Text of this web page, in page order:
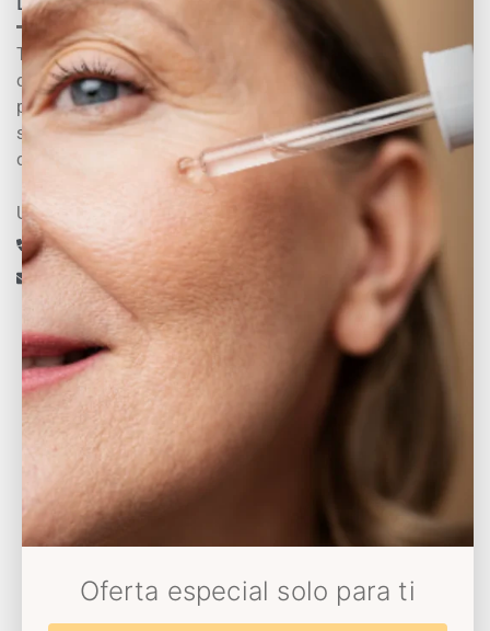
Tienda online de cosmética natural y ecológica
certificada y garantizada. Nuestro objetivo es
promover el bienestar y hacer que las personas se
sientan bien consigo mismas para que se
conviertan en su mejor versión
Un experto te asesora
+34 633 430 993
info@decoloresnatur.com
Universo Decolores
Conócenos
Sostenibilidad
Somos Solidarios
Skin testOferta especial solo para ti